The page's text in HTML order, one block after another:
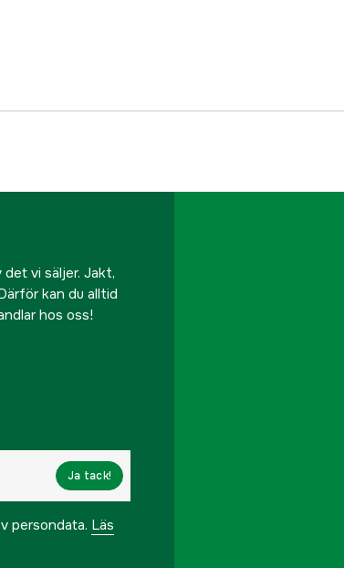
vi säljer. Jakt,
kan du alltid
hos oss!
Ja tack!
persondata. Läs